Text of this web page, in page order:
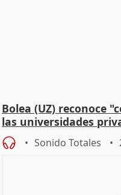
Bolea (UZ) reconoce
las universidades
Sonido Totales